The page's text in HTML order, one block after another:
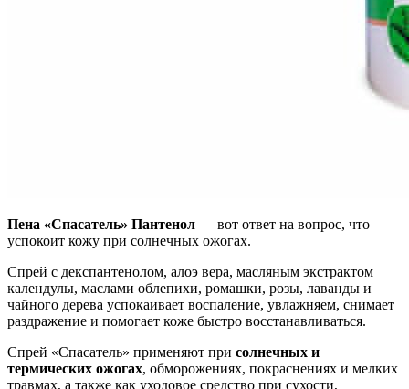
Пена «Спасатель» Пантенол — вот ответ на вопрос, что
успокоит кожу при солнечных ожогах.
Спрей с декспантенолом, алоэ вера, масляным экстрактом
календулы, маслами облепихи, ромашки, розы, лаванды и
чайного дерева успокаивает воспаление, увлажняем, снимает
раздражение и помогает коже быстро восстанавливаться.
Спрей «Спасатель» применяют при солнечных и
термических ожогах, обморожениях, покраснениях и мелких
травмах, а также как уходовое средство при сухости,